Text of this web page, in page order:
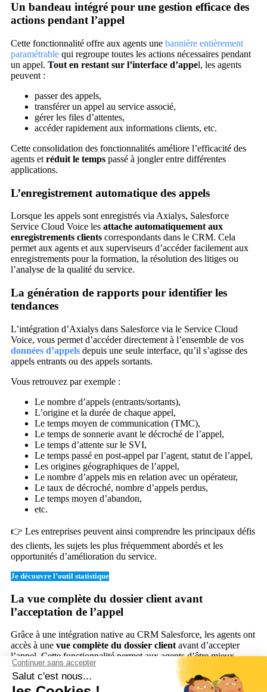
Un bandeau intégré pour une gestion efficace des
actions pendant l’appel
Cette fonctionnalité offre aux agents une bannière entièrement
paramétrable qui regroupe toutes les actions nécessaires pendant
un appel. Tout en restant sur l’interface d’appel, les agents
peuvent :
passer des appels,
transférer un appel au service associé,
gérer les files d’attentes,
accéder rapidement aux informations clients, etc.
Cette consolidation des fonctionnalités améliore l’efficacité des
agents et réduit le temps passé à jongler entre différentes
applications.
L’enregistrement automatique des appels
Lorsque les appels sont enregistrés via Axialys, Salesforce
Service Cloud Voice les attache automatiquement aux
enregistrements clients correspondants dans le CRM. Cela
permet aux agents et aux superviseurs d’accéder facilement aux
enregistrements pour la formation, la résolution des litiges ou
l’analyse de la qualité du service.
La génération de rapports pour identifier les
tendances
L’intégration d’Axialys dans Salesforce via le Service Cloud
Voice, vous permet d’accéder directement à l’ensemble de vos
données d’appels depuis une seule interface, qu’il s’agisse des
appels entrants ou des appels sortants.
Vous retrouvez par exemple :
Le nombre d’appels (entrants/sortants),
L’origine et la durée de chaque appel,
Le temps moyen de communication (TMC),
Le temps de sonnerie avant le décroché de l’appel,
Le temps d’attente sur le SVI,
Le temps passé en post-appel par l’agent, statut de l’appel,
Les origines géographiques de l’appel,
Le nombre d’appels mis en relation avec un opérateur,
Le taux de décroché, nombre d’appels perdus,
Le temps moyen d’abandon,
etc.
👉 Les entreprises peuvent ainsi comprendre les principaux défis
des clients, les sujets les plus fréquemment abordés et les
opportunités d’amélioration du service.
Je découvre l’outil statistique
La vue complète du dossier client avant
l’acceptation de l’appel
Grâce à une intégration native au CRM Salesforce, les agents ont
accès à une vue complète du dossier client avant d’accepter
l’appel. Cette fonctionnalité permet aux agents d’être mieux
préparés et defournir un service plus personnalisé
dès le début de l’interaction.